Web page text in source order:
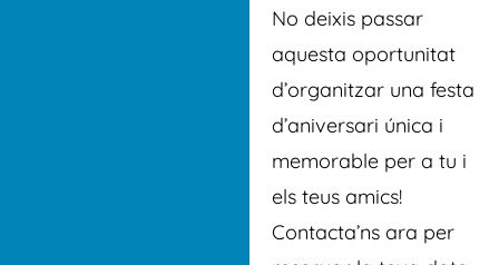
No deixis passar
aquesta oportunitat
d’organitzar una festa
d’aniversari única i
memorable per a tu i
els teus amics!
Contacta’ns ara per